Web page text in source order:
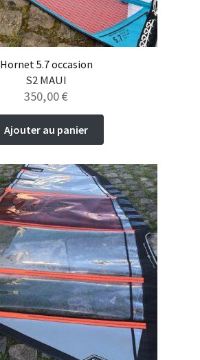
Hornet 5.7 occasion
S2 MAUI
350,00€
Ajouter au panier